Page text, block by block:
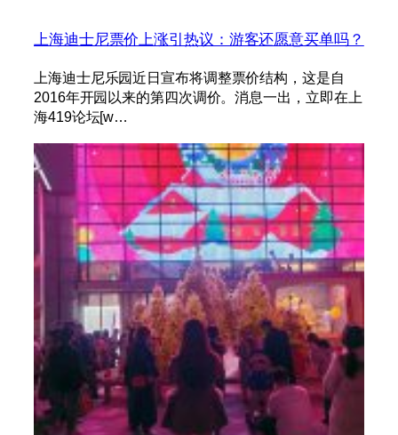
上海迪士尼票价上涨引热议：游客还愿意买单吗？
上海迪士尼乐园近日宣布将调整票价结构，这是自
2016年开园以来的第四次调价。消息一出，立即在上
海419论坛[w…